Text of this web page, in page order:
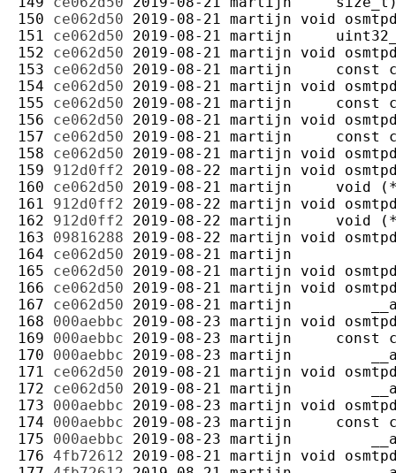
150 ce062d50 2019-08-21 martijn
151 ce062d50 2019-08-21 martijn
152 ce062d50 2019-08-21 martijn
153 ce062d50 2019-08-21 martijn
154 ce062d50 2019-08-21 martijn
155 ce062d50 2019-08-21 martijn
156 ce062d50 2019-08-21 martijn
157 ce062d50 2019-08-21 martijn
158 ce062d50 2019-08-21 martijn
159 912d0ff2 2019-08-22 martijn
160 ce062d50 2019-08-21 martijn
161 912d0ff2 2019-08-22 martijn
162 912d0ff2 2019-08-22 martijn
163 09816288 2019-08-22 martijn
164 ce062d50 2019-08-21 martijn
165 ce062d50 2019-08-21 martijn
166 ce062d50 2019-08-21 martijn
167 ce062d50 2019-08-21 martijn
168 000aebbc 2019-08-23 martijn
169 000aebbc 2019-08-23 martijn
170 000aebbc 2019-08-23 martijn
171 ce062d50 2019-08-21 martijn
172 ce062d50 2019-08-21 martijn
173 000aebbc 2019-08-23 martijn
174 000aebbc 2019-08-23 martijn
175 000aebbc 2019-08-23 martijn
176 4fb72612 2019-08-21 martijn